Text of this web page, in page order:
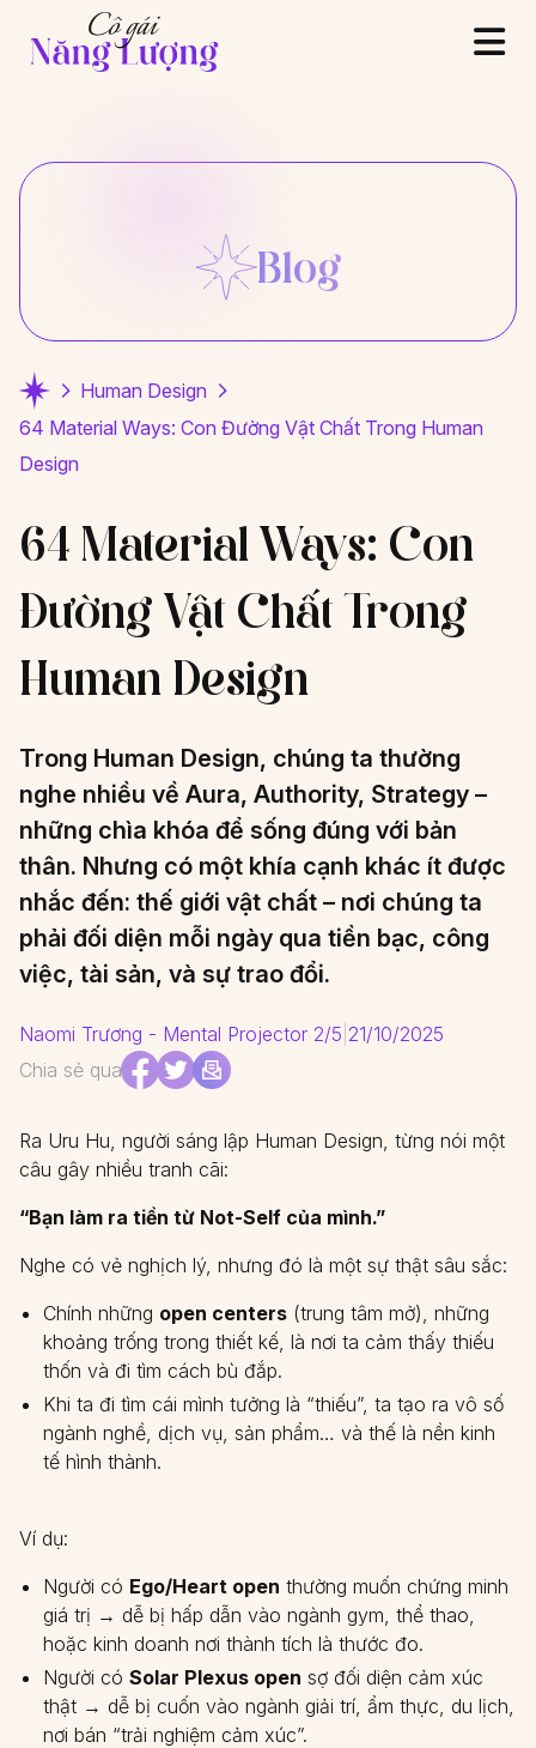
Blog
Human Design
64 Material Ways: Con Đường Vật Chất Trong Human
Design
64 Material Ways: Con
Đường Vật Chất Trong
Human Design
Trong Human Design, chúng ta thường
nghe nhiều về Aura, Authority, Strategy –
những chìa khóa để sống đúng với bản
thân. Nhưng có một khía cạnh khác ít được
nhắc đến: thế giới vật chất – nơi chúng ta
phải đối diện mỗi ngày qua tiền bạc, công
việc, tài sản, và sự trao đổi.
Naomi Trương - Mental Projector 2/5 21/10/2025
Chia sẻ qua
Ra Uru Hu, người sáng lập Human Design, từng nói một
câu gây nhiều tranh cãi:
“Bạn làm ra tiền từ Not-Self của mình.”
Nghe có vẻ nghịch lý, nhưng đó là một sự thật sâu sắc:
Chính những open centers (trung tâm mở), những
khoảng trống trong thiết kế, là nơi ta cảm thấy thiếu
thốn và đi tìm cách bù đắp.
Khi ta đi tìm cái mình tưởng là “thiếu”, ta tạo ra vô số
ngành nghề, dịch vụ, sản phẩm… và thế là nền kinh
tế hình thành.
Ví dụ:
Người có Ego/Heart open thường muốn chứng minh
giá trị → dễ bị hấp dẫn vào ngành gym, thể thao,
hoặc kinh doanh nơi thành tích là thước đo.
Người có Solar Plexus open sợ đối diện cảm xúc
thật → dễ bị cuốn vào ngành giải trí, ẩm thực, du lịch,
nơi bán “trải nghiệm cảm xúc”.